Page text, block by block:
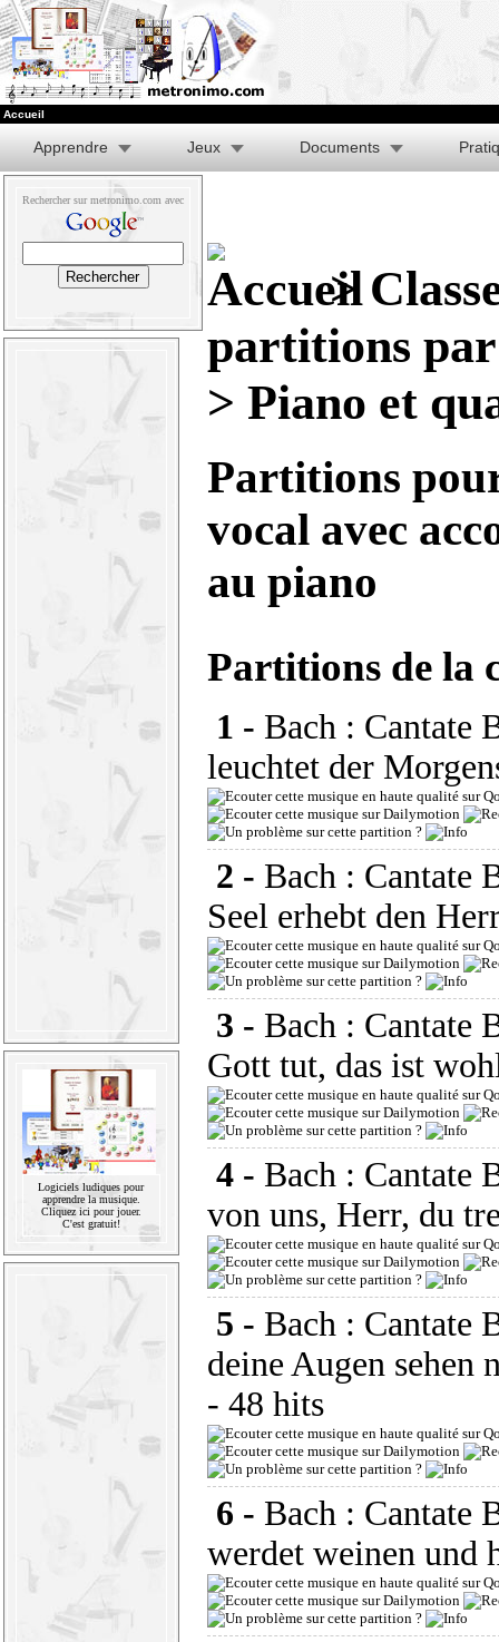
Accueil
Apprendre Jeux Documents
Rechercher sur metronimo.com avec
Logiciels ludiques pour
apprendre la musique.
Cliquez ici pour jouer.
C'est gratuit!
>
partitions
> Piano et
Partitions
vocal avec
au piano
Partitions de la
1 - Bach : Cantate
leuchtet der
2 - Bach : Cantate
Seel erhebt den
3 - Bach : Cantate
Gott tut, das ist
4 - Bach : Cantate
von uns, Herr, du
5 - Bach : Cantate
deine Augen sehen
- 48 hits
6 - Bach : Cantate
werdet weinen und